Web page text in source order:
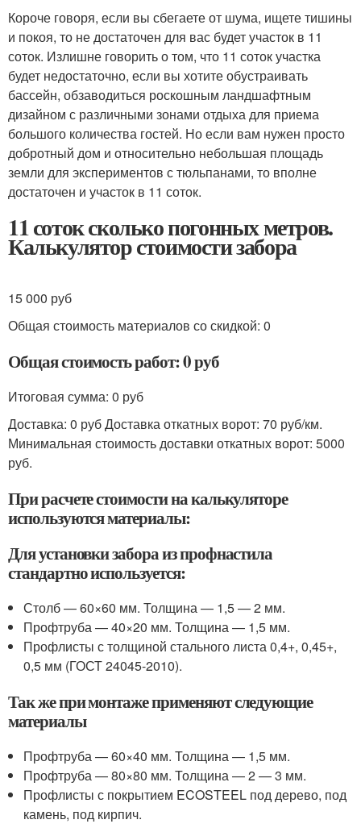
Короче говоря, если вы сбегаете от шума, ищете тишины
и покоя, то не достаточен для вас будет участок в 11
соток. Излишне говорить о том, что 11 соток участка
будет недостаточно, если вы хотите обустраивать
бассейн, обзаводиться роскошным ландшафтным
дизайном с различными зонами отдыха для приема
большого количества гостей. Но если вам нужен просто
добротный дом и относительно небольшая площадь
земли для экспериментов с тюльпанами, то вполне
достаточен и участок в 11 соток.
11 соток сколько погонных метров.
Калькулятор стоимости забора
15 000 руб
Общая стоимость материалов со скидкой: 0
Общая стоимость работ: 0 руб
Итоговая сумма: 0 руб
Доставка: 0 руб Доставка откатных ворот: 70 руб/км.
Минимальная стоимость доставки откатных ворот: 5000
руб.
При расчете стоимости на калькуляторе
используются материалы:
Для установки забора из профнастила
стандартно используется:
Столб — 60×60 мм. Толщина — 1,5 — 2 мм.
Профтруба — 40×20 мм. Толщина — 1,5 мм.
Профлисты с толщиной стального листа 0,4+, 0,45+,
0,5 мм (ГОСТ 24045-2010).
Так же при монтаже применяют следующие
материалы
Профтруба — 60×40 мм. Толщина — 1,5 мм.
Профтруба — 80×80 мм. Толщина — 2 — 3 мм.
Профлисты с покрытием ECOSTEEL под дерево, под
камень, под кирпич.